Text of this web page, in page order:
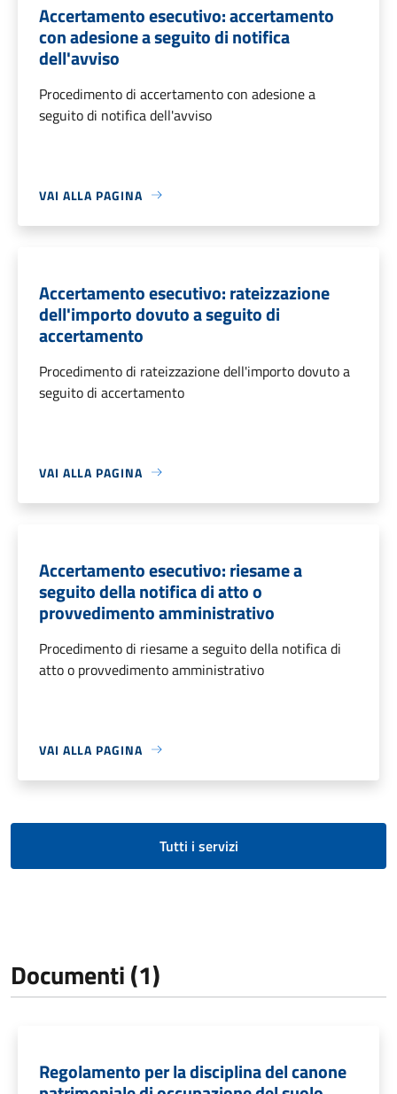
Accertamento esecutivo: accertamento
con adesione a seguito di notifica
dell'avviso
Procedimento di accertamento con adesione a
seguito di notifica dell'avviso
VAI ALLA PAGINA
Accertamento esecutivo: rateizzazione
dell'importo dovuto a seguito di
accertamento
Procedimento di rateizzazione dell'importo dovuto a
seguito di accertamento
VAI ALLA PAGINA
Accertamento esecutivo: riesame a
seguito della notifica di atto o
provvedimento amministrativo
Procedimento di riesame a seguito della notifica di
atto o provvedimento amministrativo
VAI ALLA PAGINA
Tutti i servizi
Documenti (1)
Regolamento per la disciplina del canone